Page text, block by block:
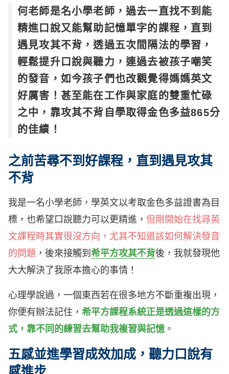
何老師是名小學老師，過去一直找不到能
精進口說又能幫助記憶單字的課程，直到
遇見攻其不背，透過五次間隔法的學習，
輕鬆提升口說與聽力，連過去被孩子嘲笑
的發音，如今孩子們也改觀覺得媽媽英文
好厲害！甚至能在工作與家庭的雙重忙碌
之中，靠攻其不背自學取得金色多益865分
的佳績！
之前苦尋不到好課程，直到遇見攻其
不背
我是一名小學老師，學英文以考取金色多益證書為目
標，也希望口說聽力可以更精進， 但剛開始在找尋英
文課程時其實很沒方向，尤其不知道該如何解決發音
的問題 ，後來接觸到 希平方攻其不背後，我就發現他
大大解決了我原本擔心的事情！
心理學說過，一個東西若在很多地方不斷重複出現，
你便有辦法記住， 希平方課程系統正是透過這樣的方
式，靠不同的練習去幫助我複習與記憶 。
五感並進學習成效加成，聽力口說有